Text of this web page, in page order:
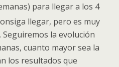
para llegar a los 4
llegar, pero es muy
Seguiremos la evolución
cuanto mayor sea la
los resultados que